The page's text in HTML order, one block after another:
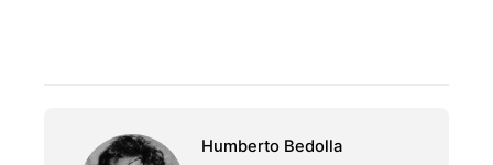
Humberto Bedolla